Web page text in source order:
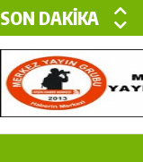
SON DAKİKA